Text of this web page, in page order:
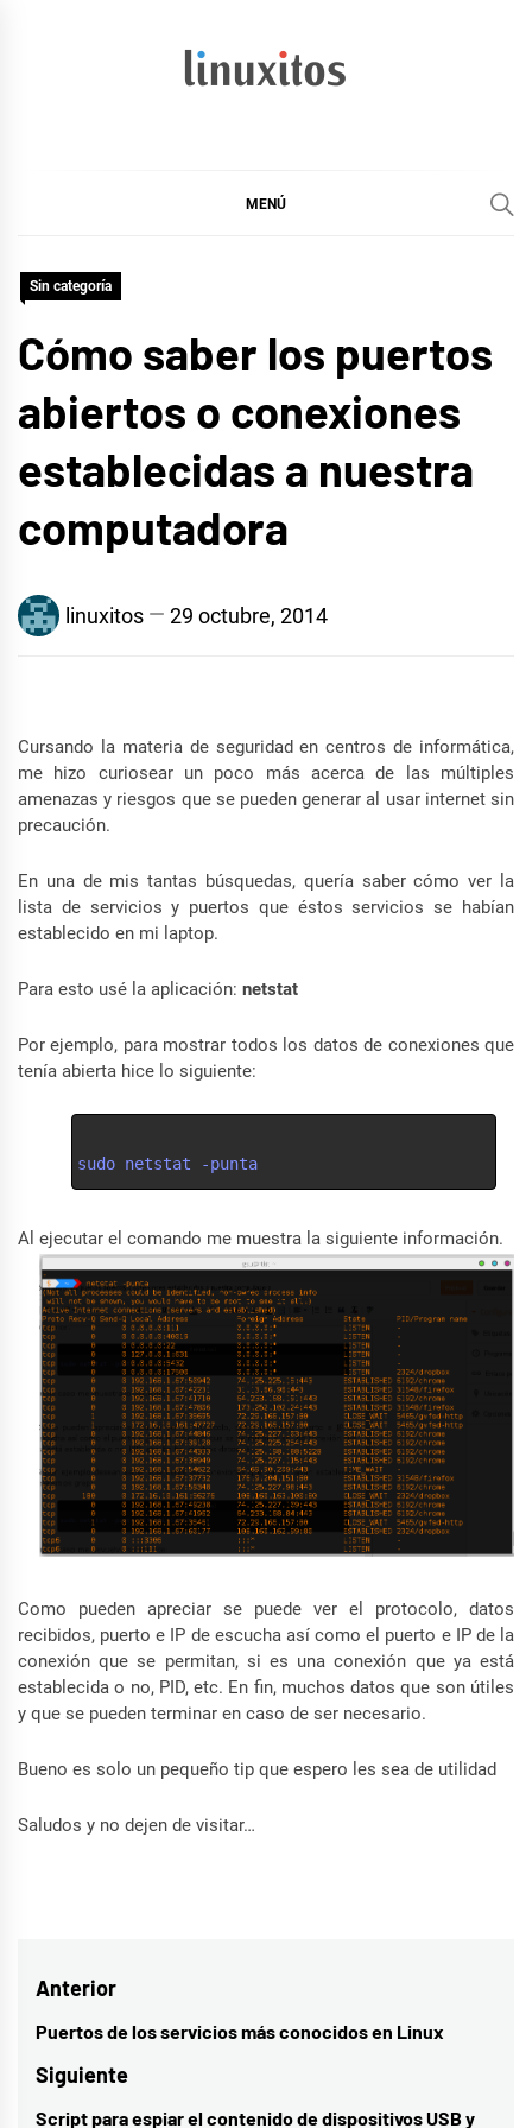
MENÚ
Sin categoría
Cómo saber los puertos
abiertos o conexiones
establecidas a nuestra
computadora
linuxitos 29 octubre, 2014
Cursando la materia de seguridad en centros de informática,
me hizo curiosear un poco más acerca de las múltiples
amenazas y riesgos que se pueden generar al usar internet sin
precaución.
En una de mis tantas búsquedas, quería saber cómo ver la
lista de servicios y puertos que éstos servicios se habían
establecido en mi laptop.
Para esto usé la aplicación: netstat
Por ejemplo, para mostrar todos los datos de conexiones que
tenía abierta hice lo siguiente:
sudo netstat -punta
Al ejecutar el comando me muestra la siguiente información.
Como pueden apreciar se puede ver el protocolo, datos
recibidos, puerto e IP de escucha así como el puerto e IP de la
conexión que se permitan, si es una conexión que ya está
establecida o no, PID, etc. En fin, muchos datos que son útiles
y que se pueden terminar en caso de ser necesario.
Bueno es solo un pequeño tip que espero les sea de utilidad
Saludos y no dejen de visitar…
Navegación
de
entradas
Anterior
Entrada
anterior:
Puertos de los servicios más conocidos en Linux
Siguiente
Script para espiar el contenido de dispositivos USB y